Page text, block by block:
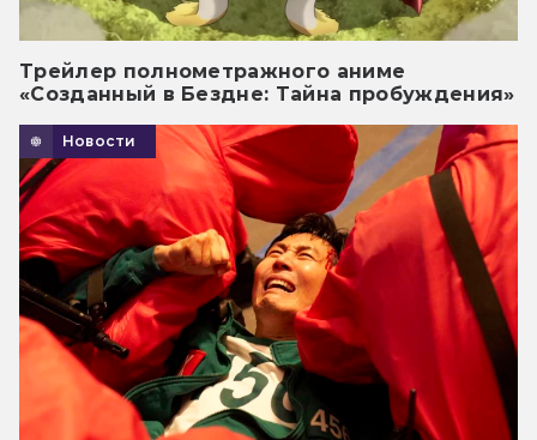
Трейлер полнометражного аниме
«Созданный в Бездне: Тайна пробуждения»
Новости